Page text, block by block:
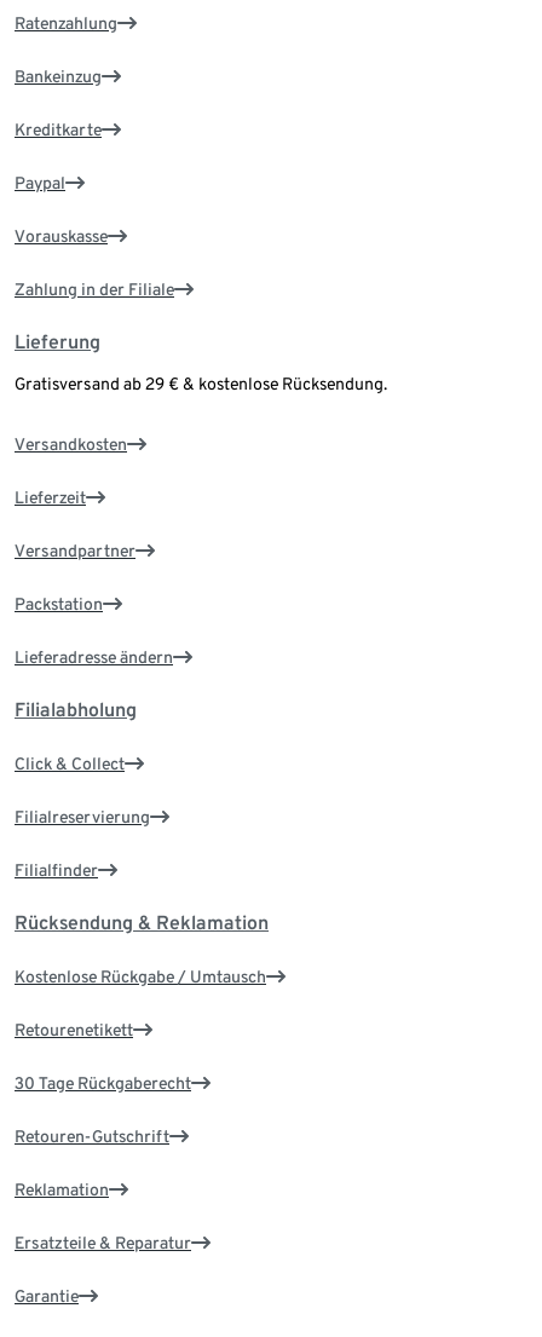
Ratenzahlung
Bankeinzug
Kreditkarte
Paypal
Vorauskasse
Zahlung in der Filiale
Lieferung
Gratisversand ab 29 € & kostenlose Rücksendung.
Versandkosten
Lieferzeit
Versandpartner
Packstation
Lieferadresse ändern
Filialabholung
Click & Collect
Filialreservierung
Filialfinder
Rücksendung & Reklamation
Kostenlose Rückgabe / Umtausch
Retourenetikett
30 Tage Rückgaberecht
Retouren-Gutschrift
Reklamation
Ersatzteile & Reparatur
Garantie